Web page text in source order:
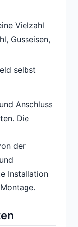
Vielzahl
Gusseisen,
selbst
Anschluss
Die
der
Installation